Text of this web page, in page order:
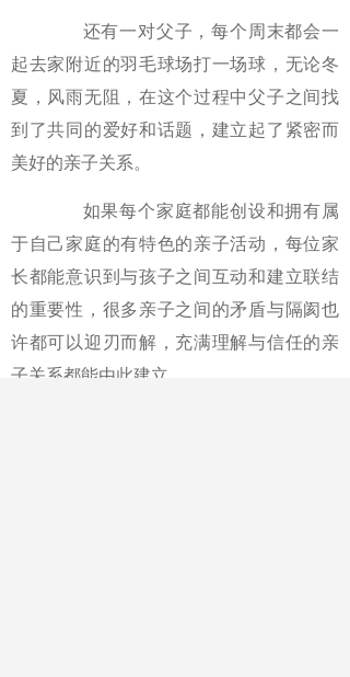
还有一对父子，每个周末都会一
起去家附近的羽毛球场打一场球，无论冬
夏，风雨无阻，在这个过程中父子之间找
到了共同的爱好和话题，建立起了紧密而
美好的亲子关系。
如果每个家庭都能创设和拥有属
于自己家庭的有特色的亲子活动，每位家
长都能意识到与孩子之间互动和建立联结
的重要性，很多亲子之间的矛盾与隔阂也
许都可以迎刃而解，充满理解与信任的亲
子关系都能由此建立。